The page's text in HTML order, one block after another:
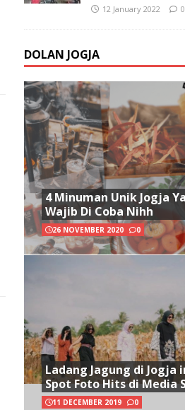
12 January 2022 0
DOLAN JOGJA
4 Minuman Unik Jogja
Wajib Di Coba Nihh
26 NOVEMBER 2020 0
Ladang Jagung di Jogja
Spot Foto Hits di Media
11 DECEMBER 2019 0